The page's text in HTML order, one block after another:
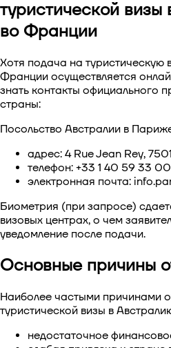
туристической
во Франции
Хотя подача на туристическую
Франции осуществляется
знать контакты официального
страны:
Посольство Австралии в
адрес: 4 Rue Jean Rey,
телефон: +33 1 40 59 33
электронная почта:
Биометрия (при запросе)
визовых центрах, о чем
уведомление после подачи.
Основные причины
Наиболее частыми причинами
туристической визы в
недостаточное